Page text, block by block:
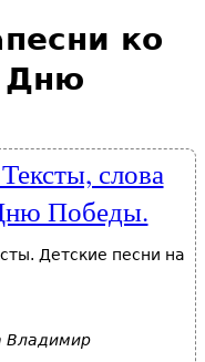
песни ко
Дню
слова
Победы.
Детские песни на
Владимир